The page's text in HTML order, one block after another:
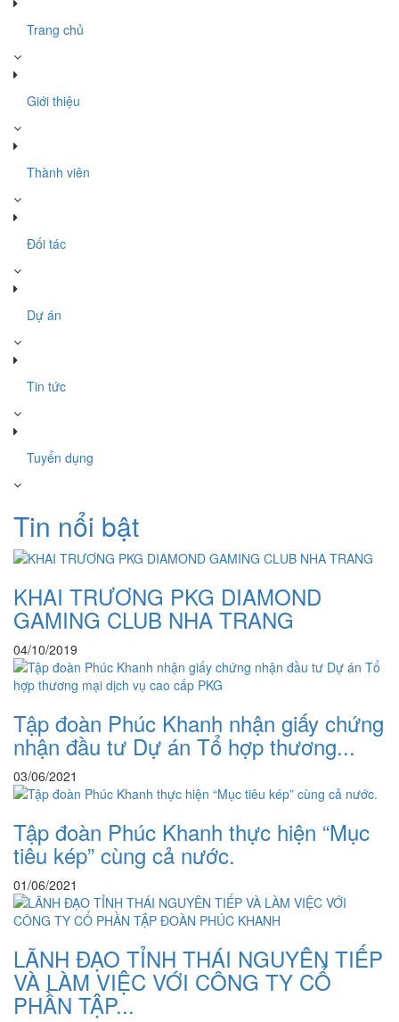
Trang chủ
Giới thiệu
Thành viên
Đối tác
Dự án
Tin tức
Tuyển dụng
Tin nổi bật
KHAI TRƯƠNG PKG DIAMOND
GAMING CLUB NHA TRANG
04/10/2019
Tập đoàn Phúc Khanh nhận giấy chứng
nhận đầu tư Dự án Tổ hợp thương...
03/06/2021
Tập đoàn Phúc Khanh thực hiện “Mục
tiêu kép” cùng cả nước.
01/06/2021
LÃNH ĐẠO TỈNH THÁI NGUYÊN TIẾP
VÀ LÀM VIỆC VỚI CÔNG TY CỔ
PHẦN TẬP...